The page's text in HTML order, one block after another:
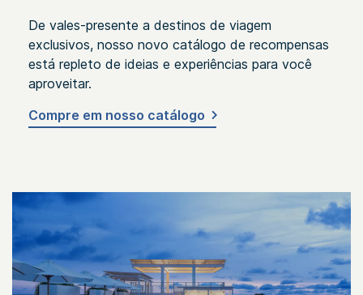
De vales-presente a destinos de viagem
exclusivos, nosso novo catálogo de recompensas
está repleto de ideias e experiências para você
aproveitar.
Compre em nosso catálogo